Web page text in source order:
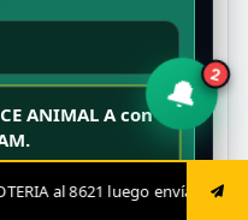
ANIMAL al 8621 jugada fija:
ANIMAL Acon
.
🔔
2